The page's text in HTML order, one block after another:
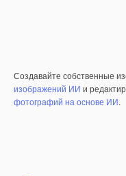
Создавайте собственные
изображений ИИ и
фотографий на основе ИИ.